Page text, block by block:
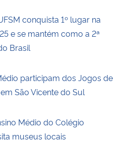
conquista 1º lugar na
e se mantém como a 2ª
Brasil
participam dos Jogos de
São Vicente do Sul
Médio do Colégio
museus locais